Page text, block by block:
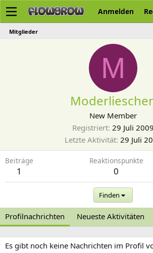
Anmelden
Mitglieder
M
New Member
Registriert 29 Juli 2009
Letzte Aktivität 29 Juli
Beiträge
1
Reaktionspunkte
0
Finden
Profilnachrichten Neueste Aktivitäten
Es gibt noch keine Nachrichten im Profil